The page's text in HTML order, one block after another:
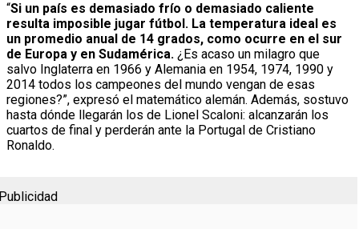
“Si un país es demasiado frío o demasiado caliente
resulta imposible jugar fútbol. La temperatura ideal es
un promedio anual de 14 grados, como ocurre en el sur
de Europa y en Sudamérica. ¿Es acaso un milagro que
salvo Inglaterra en 1966 y Alemania en 1954, 1974, 1990 y
2014 todos los campeones del mundo vengan de esas
regiones?”, expresó el matemático alemán. Además, sostuvo
hasta dónde llegarán los de Lionel Scaloni: alcanzarán los
cuartos de final y perderán ante la Portugal de Cristiano
Ronaldo.